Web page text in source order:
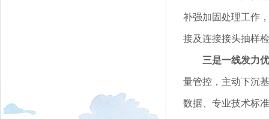
补强加固处理工作
接及连接接头抽样
三是一线发力
量管控，主动下沉
数据、专业技术标